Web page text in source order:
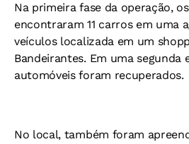
Na primeira fase da operação,
encontraram 11 carros em uma
veículos localizada em um
Bandeirantes. Em uma segunda
automóveis foram recuperados.
No local, também foram